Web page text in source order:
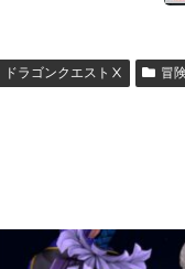
ドラゴンクエストⅩ 冒